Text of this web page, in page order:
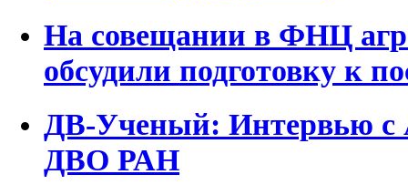
На совещании в ФНЦ
обсудили подготовку к
ДВ-Ученый: Интервью
ДВО РАН